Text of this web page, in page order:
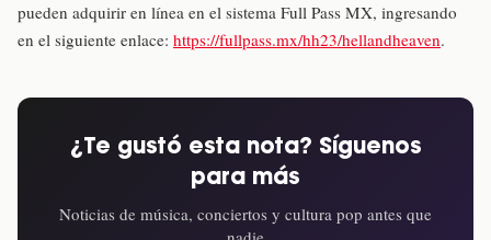
pueden adquirir en línea en el sistema Full Pass MX, ingresando
en el siguiente enlace: https://fullpass.mx/hh23/hellandheaven.
¿Te gustó esta nota? Síguenos
para más
Noticias de música, conciertos y cultura pop antes que